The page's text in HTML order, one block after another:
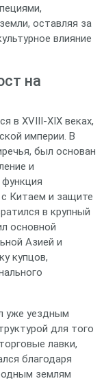
оставляя за
влияние
на
в XVIII-XIX веках,
империи. В
был основан
и
Китаем и защите
в крупный
основной
Азией и
купцов,
уже уездным
для того
лавки,
благодаря
землям